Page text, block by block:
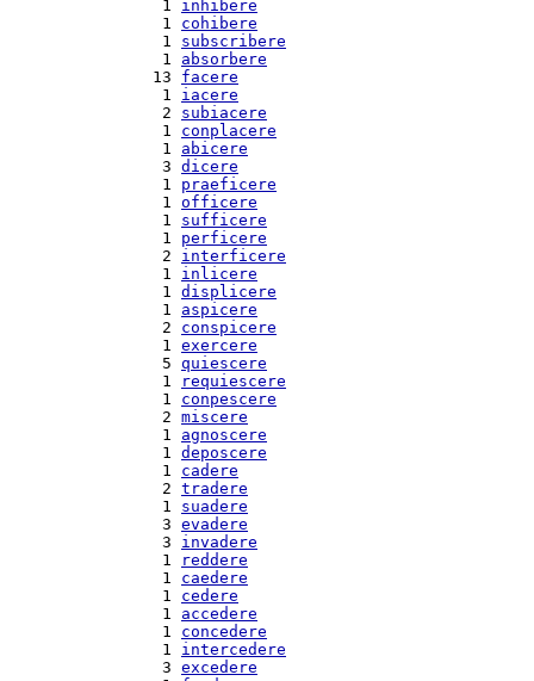
  1
inhibere
  1
cohibere
  1
subscribere
  1
absorbere
13 facere
  1
iacere
  2
subiacere
  1
conplacere
  1
abicere
  3
dicere
  1
praeficere
  1
officere
  1
sufficere
  1
perficere
  2
interficere
  1
inlicere
  1
displicere
  1
aspicere
  2
conspicere
  1
exercere
  5
quiescere
  1
requiescere
  1
conpescere
  2
miscere
  1
agnoscere
  1
deposcere
  1
cadere
  2
tradere
  1
suadere
  3
evadere
  3
invadere
  1
reddere
  1
caedere
  1
cedere
  1
accedere
  1
concedere
  1
intercedere
  3
excedere